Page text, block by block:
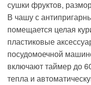
сушки фруктов,
В чашу с
помещается целая
пластиковые
посудомоечной
включают таймер до
тепла и